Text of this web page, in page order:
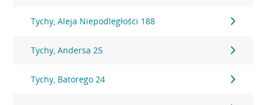
Tychy, Aleja Niepodległości 188
Tychy, Andersa 25
Tychy, Batorego 24